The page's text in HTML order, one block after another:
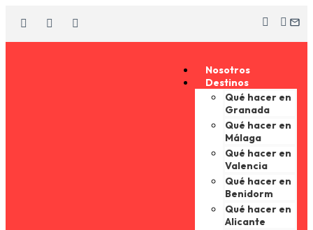
Nosotros
Destinos
Qué hacer en
Granada
Qué hacer en
Málaga
Qué hacer en
Valencia
Qué hacer en
Benidorm
Qué hacer en
Alicante